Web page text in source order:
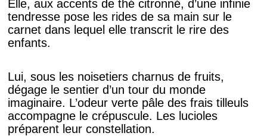
Elle, aux accents de thé citronné, d’une infinie
tendresse pose les rides de sa main sur le
carnet dans lequel elle transcrit le rire des
enfants.
Lui, sous les noisetiers charnus de fruits,
dégage le sentier d’un tour du monde
imaginaire. L’odeur verte pâle des frais tilleuls
accompagne le crépuscule. Les lucioles
préparent leur constellation.